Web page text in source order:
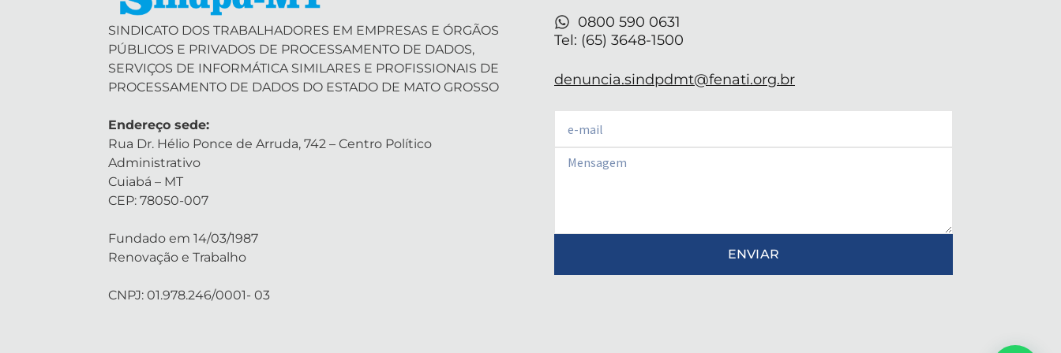
i
n
SINDICATO DOS TRABALHADORES EM EMPRESAS E ÓRGÃOS
PÚBLICOS E PRIVADOS DE PROCESSAMENTO DE DADOS,
SERVIÇOS DE INFORMÁTICA SIMILARES E PROFISSIONAIS DE
PROCESSAMENTO DE DADOS DO ESTADO DE MATO GROSSO
Endereço sede:
Rua Dr. Hélio Ponce de Arruda, 742 – Centro Político
Administrativo
Cuiabá – MT
CEP: 78050-007
Fundado em 14/03/1987
Renovação e Trabalho
CNPJ: 01.978.246/0001- 03
0800 590 0631
Tel: (65) 3648-1500
denuncia.sindpdmt@fenati.org.br
Email
ENVIAR